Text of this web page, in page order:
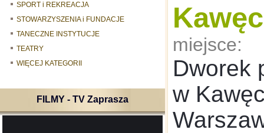
SPORT i REKREACJA
STOWARZYSZENIA i FUNDACJE
TANECZNE INSTYTUCJE
TEATRY
WIĘCEJ KATEGORII
FILMY - TV Zaprasza
miejsce:
Dworek
w